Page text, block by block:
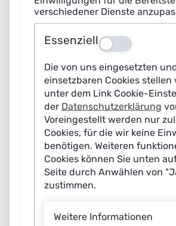
(EC)
Entwicklung digitaler
Technologien
Bundesministerium für
Wirtschaft und Energie
(BMWE)
Autonomes und
vernetztes Fahren in
öffentlichen Verkehren
Bundesministerium für
Verkehr (BMV)
Informations- und
Kommunikationstechnologie
(IKT) – Software-
intensive Systeme (SWS)
Forschung. Raumfahrt
Technologie (BMFTR)
DeepTech & Climate
Fonds (DTCF)
Zukunftsfonds /
Verschiedene
Förderprogramm
Arbeit und Tourismus
Baden-Württemberg
verschiedener Dienste
Essenziell Aus
Die von uns eingesetzten
einsetzbaren Cookies stellen
unter dem Link Cookie-
der Datenschutzerklärung
Voreingestellt werden nur
Cookies, für die wir keine
benötigen. Weiteren
Cookies können Sie unten
Seite durch Anwählen von
zustimmen.
Weitere Informationen